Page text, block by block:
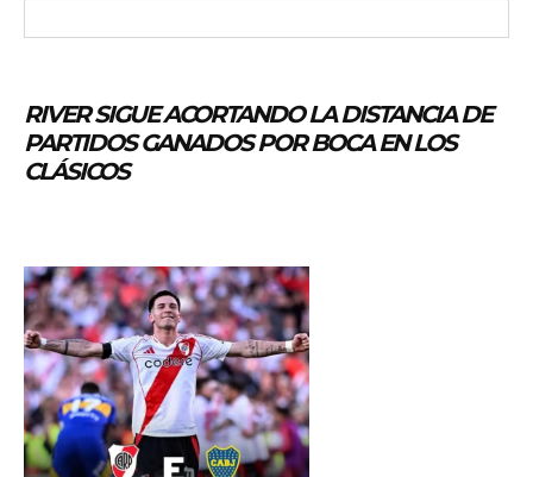
RIVER SIGUE ACORTANDO LA DISTANCIA DE
PARTIDOS GANADOS POR BOCA EN LOS
CLÁSICOS